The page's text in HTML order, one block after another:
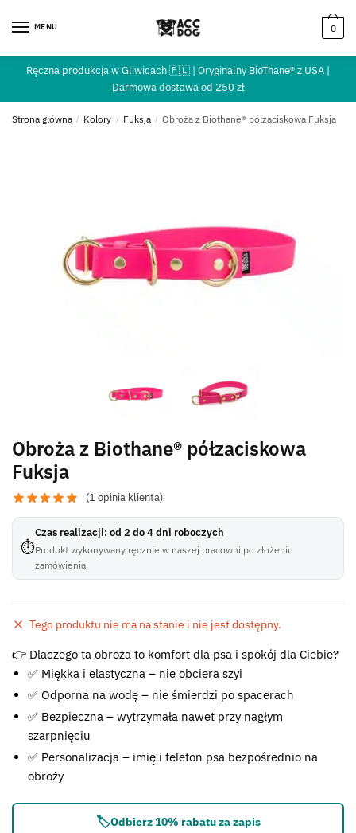
MENU 0
Ręczna produkcja w Gliwicach 🇵🇱 | Oryginalny BioThane® z USA |
Darmowa dostawa od 250 zł
Strona główna / Kolory / Fuksja / Obroża z Biothane® półzaciskowa Fuksja
Obroża z Biothane® półzaciskowa
Fuksja
(1 opinia klienta)
⏱
Czas realizacji: od 2 do 4 dni roboczych
Produkt wykonywany ręcznie w naszej pracowni po złożeniu
zamówienia.
Tego produktu nie ma na stanie i nie jest dostępny.
Błąd:Brak formularza kontaktowego.
👉 Dlaczego ta obroża to komfort dla psa i spokój dla Ciebie?
✅ Miękka i elastyczna – nie obciera szyi
✅ Odporna na wodę – nie śmierdzi po spacerach
✅ Bezpieczna – wytrzymała nawet przy nagłym
szarpnięciu
✅ Personalizacja – imię i telefon psa bezpośrednio na
obroży
🏷️Odbierz 10% rabatu za zapis